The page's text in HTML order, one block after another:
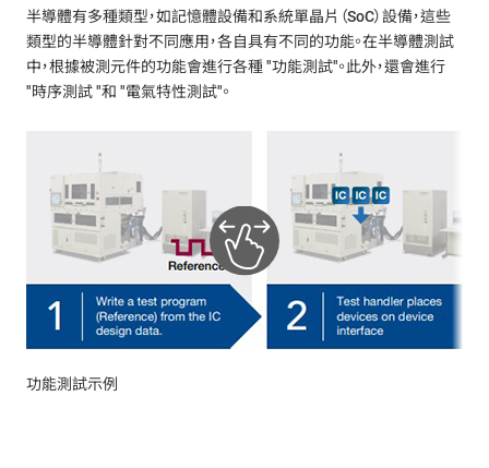
半導體有多種類型，如記憶體設備和系統單晶片（SoC）設備，這些
類型的半導體針對不同應用，各自具有不同的功能。在半導體測試
中，根據被測元件的功能會進行各種 "功能測試"。此外，還會進行
"時序測試 "和 "電氣特性測試"。
功能測試示例